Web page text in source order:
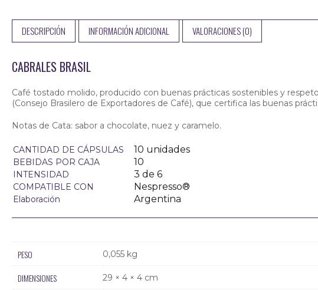
DESCRIPCIÓN INFORMACIÓN ADICIONAL VALORACIONES (0)
CABRALES BRASIL
Café tostado molido, producido con buenas prácticas sostenibles y
(Consejo Brasilero de Exportadores de Café), que certifica las buenas
Notas de Cata: sabor a chocolate, nuez y caramelo.
CANTIDAD DE CÁPSULAS 10 unidades
BEBIDAS POR CAJA 10
INTENSIDAD 3 de 6
COMPATIBLE CON Nespresso®
Elaboración Argentina
PESO 0,055 kg
DIMENSIONES 29 × 4 × 4 cm